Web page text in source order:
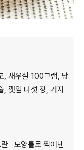
, 새우살 100그램, 당
, 깻잎 다섯 장, 겨자
란 모양틀로 찍어낸